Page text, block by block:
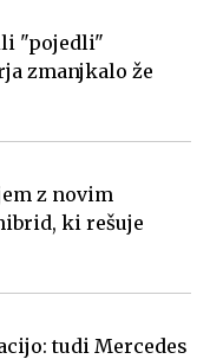
"pojedli"
zmanjkalo že
z novim
ki rešuje
tudi Mercedes